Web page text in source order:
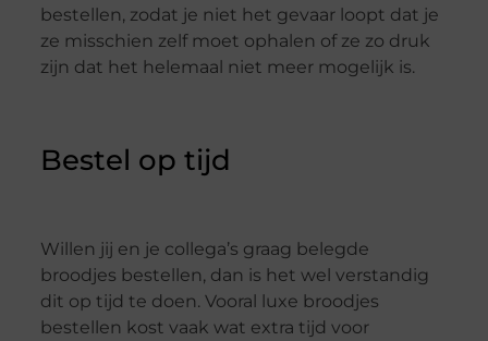
bestellen, zodat je niet het gevaar loopt dat je
ze misschien zelf moet ophalen of ze zo druk
zijn dat het helemaal niet meer mogelijk is.
Bestel op tijd
Willen jij en je collega’s graag belegde
broodjes bestellen, dan is het wel verstandig
dit op tijd te doen. Vooral luxe broodjes
bestellen kost vaak wat extra tijd voor